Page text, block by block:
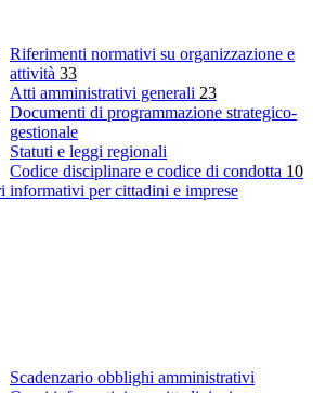
Riferimenti normativi su organizzazione e
attività 33
Atti amministrativi generali 23
Documenti di programmazione strategico-
gestionale
Statuti e leggi regionali
Codice disciplinare e codice di condotta 10
informativi per cittadini e imprese
Scadenzario obblighi amministrativi